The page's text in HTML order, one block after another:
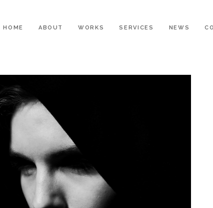
HOME ABOUT WORKS SERVICES NEWS